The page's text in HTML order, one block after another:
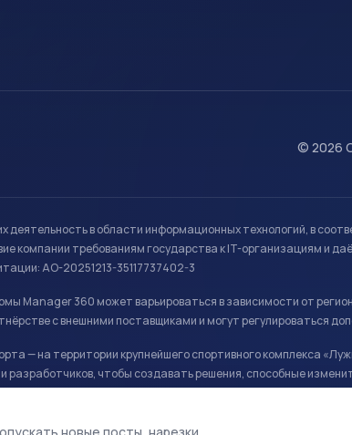
© 2026
в области информационных технологий, в
требованиям государства к IT-организациям и
АО-20251213-35117737402-3
Manager 360 может варьироваться в зависимости от
с внешними поставщиками и могут регулироваться
— на территории крупнейшего спортивного комплекса
чтобы создавать решения, способные
ул. Лужники 24с1.